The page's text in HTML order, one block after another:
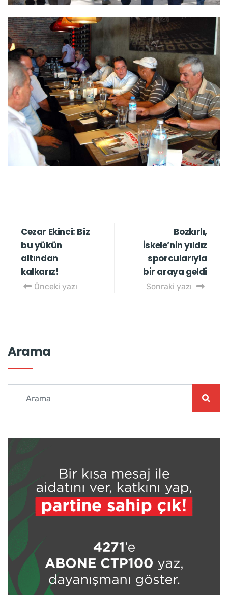
Cezar Ekinci: Biz
bu yükün
altından
kalkarız!
Önceki yazı
Bozkırlı,
İskele’nin yıldız
sporcularıyla
bir araya geldi
Sonraki yazı
Arama